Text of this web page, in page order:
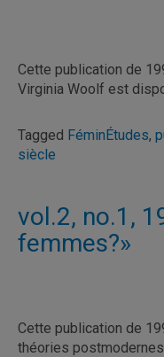
Cette publication de
Virginia Woolf est
Tagged FéminÉtudes,
siècle
vol.2, no.1,
femmes?»
Cette publication de
théories